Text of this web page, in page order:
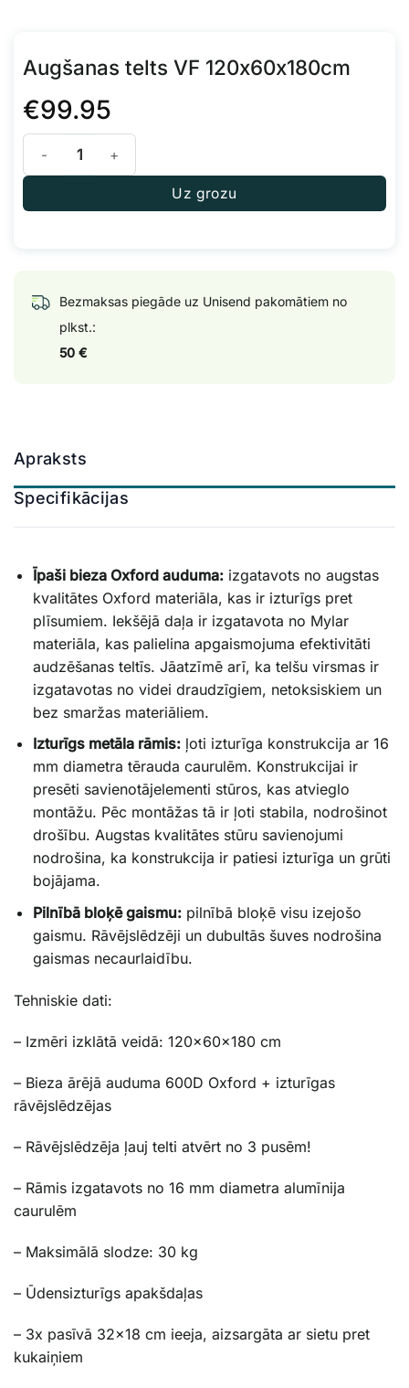
Augšanas telts VF 120x60x180cm
€99.95
Augšanas telts VF 120x60x180cm daudzums
Uz grozu
Bezmaksas piegāde uz Unisend pakomātiem no
plkst.:
50 €
Apraksts
Specifikācijas
Īpaši bieza Oxford auduma:izgatavots no augstas
kvalitātes Oxford materiāla, kas ir izturīgs pret
plīsumiem. Iekšējā daļa ir izgatavota no Mylar
materiāla, kas palielina apgaismojuma efektivitāti
audzēšanas teltīs. Jāatzīmē arī, ka telšu virsmas ir
izgatavotas no videi draudzīgiem, netoksiskiem un
bez smaržas materiāliem.
Izturīgs metāla rāmis:ļoti izturīga konstrukcija ar 16
mm diametra tērauda caurulēm. Konstrukcijai ir
presēti savienotājelementi stūros, kas atvieglo
montāžu. Pēc montāžas tā ir ļoti stabila, nodrošinot
drošību. Augstas kvalitātes stūru savienojumi
nodrošina, ka konstrukcija ir patiesi izturīga un grūti
bojājama.
Pilnībā bloķē gaismu:pilnībā bloķē visu izejošo
gaismu. Rāvējslēdzēji un dubultās šuves nodrošina
gaismas necaurlaidību.
Tehniskie dati:
– Izmēri izklātā veidā: 120x60x180 cm
– Bieza ārējā auduma 600D Oxford + izturīgas
rāvējslēdzējas
– Rāvējslēdzēja ļauj telti atvērt no 3 pusēm!
– Rāmis izgatavots no 16 mm diametra alumīnija
caurulēm
– Maksimālā slodze: 30 kg
– Ūdensizturīgs apakšdaļas
– 3x pasīvā 32×18 cm ieeja, aizsargāta ar sietu pret
kukaiņiem